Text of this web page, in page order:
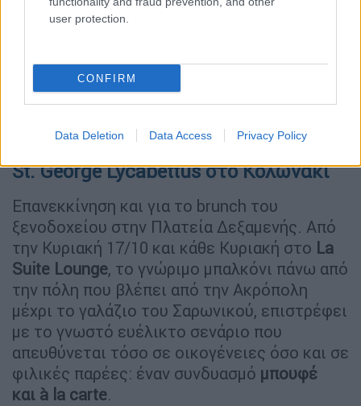
user protection.
CONFIRM
Data Deletion Data Access Privacy Policy
_mg_7686.jpg
H βεράντα του La Suite Lounge
St. George Lycabettus στο Κολωνάκι
Επανεκκίνηση και για το brunch του
ξενοδοχείου στην Πλατεία Δεξαμενής. Από
την Κυριακή 17/10 και κάθε Κυριακή στο La
Suite Lounge, το γνώριμο μπαλκόνι πάνω από
την πόλη που βλέπει από την Ακρόπολη
μέχρι το γαλάζιο του Σαρωνικού, επιστρέφει
με το γνωστό ευέλικτο σενάριο που
απευθύνεται τόσο σε οικογένειες όσο και σε
φιλικές παρέες: έναν συνδυασμό μπουφέ
και à la carte.